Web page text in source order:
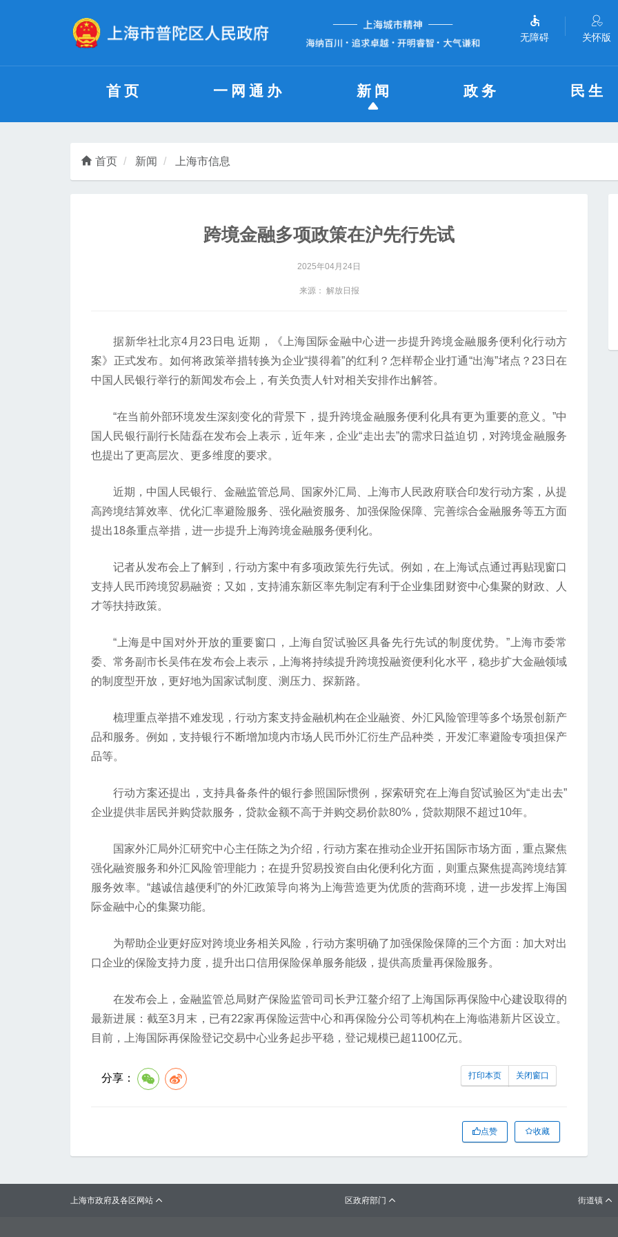
无障碍 关怀版
首页 一网通办 新闻 政务 民生
首页 新闻 上海市信息
跨境金融多项政策在沪先行先试
2025年04月24日
来源： 解放日报
据新华社北京4月23日电 近期，《上海国际金融中心进一步提升跨境金融服务便利化行动方
案》正式发布。如何将政策举措转换为企业“摸得着”的红利？怎样帮企业打通“出海”堵点？23日在
中国人民银行举行的新闻发布会上，有关负责人针对相关安排作出解答。
“在当前外部环境发生深刻变化的背景下，提升跨境金融服务便利化具有更为重要的意义。”中
国人民银行副行长陆磊在发布会上表示，近年来，企业“走出去”的需求日益迫切，对跨境金融服务
也提出了更高层次、更多维度的要求。
近期，中国人民银行、金融监管总局、国家外汇局、上海市人民政府联合印发行动方案，从提
高跨境结算效率、优化汇率避险服务、强化融资服务、加强保险保障、完善综合金融服务等五方面
提出18条重点举措，进一步提升上海跨境金融服务便利化。
记者从发布会上了解到，行动方案中有多项政策先行先试。例如，在上海试点通过再贴现窗口
支持人民币跨境贸易融资；又如，支持浦东新区率先制定有利于企业集团财资中心集聚的财政、人
才等扶持政策。
“上海是中国对外开放的重要窗口，上海自贸试验区具备先行先试的制度优势。”上海市委常
委、常务副市长吴伟在发布会上表示，上海将持续提升跨境投融资便利化水平，稳步扩大金融领域
的制度型开放，更好地为国家试制度、测压力、探新路。
梳理重点举措不难发现，行动方案支持金融机构在企业融资、外汇风险管理等多个场景创新产
品和服务。例如，支持银行不断增加境内市场人民币外汇衍生产品种类，开发汇率避险专项担保产
品等。
行动方案还提出，支持具备条件的银行参照国际惯例，探索研究在上海自贸试验区为“走出去”
企业提供非居民并购贷款服务，贷款金额不高于并购交易价款80%，贷款期限不超过10年。
国家外汇局外汇研究中心主任陈之为介绍，行动方案在推动企业开拓国际市场方面，重点聚焦
强化融资服务和外汇风险管理能力；在提升贸易投资自由化便利化方面，则重点聚焦提高跨境结算
服务效率。“越诚信越便利”的外汇政策导向将为上海营造更为优质的营商环境，进一步发挥上海国
际金融中心的集聚功能。
为帮助企业更好应对跨境业务相关风险，行动方案明确了加强保险保障的三个方面：加大对出
口企业的保险支持力度，提升出口信用保险保单服务能级，提供高质量再保险服务。
在发布会上，金融监管总局财产保险监管司司长尹江鳌介绍了上海国际再保险中心建设取得的
最新进展：截至3月末，已有22家再保险运营中心和再保险分公司等机构在上海临港新片区设立。
目前，上海国际再保险登记交易中心业务起步平稳，登记规模已超1100亿元。
分享： 打印本页 关闭窗口
点赞 收藏
上海市政府及各区网站  区政府部门  街道镇 